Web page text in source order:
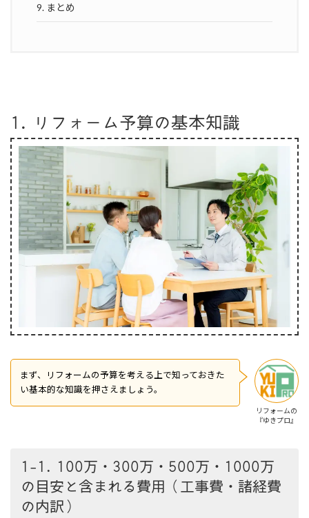
9. まとめ
1. リフォーム予算の基本知識
リフォームの
『ゆきプロ』
まず、リフォームの予算を考える上で知っておきた
い基本的な知識を押さえましょう。
1-1. 100万・300万・500万・1000万
の目安と含まれる費用（工事費・諸経費
の内訳）